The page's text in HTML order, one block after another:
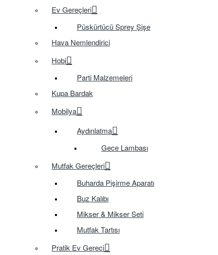
Ev Gereçleri
Püskürtücü Sprey Şişe
Hava Nemlendirici
Hobi
Parti Malzemeleri
Kupa Bardak
Mobilya
Aydınlatma
Gece Lambası
Mutfak Gereçleri
Buharda Pişirme Aparatı
Buz Kalıbı
Mikser & Mikser Seti
Mutfak Tartısı
Pratik Ev Gereci